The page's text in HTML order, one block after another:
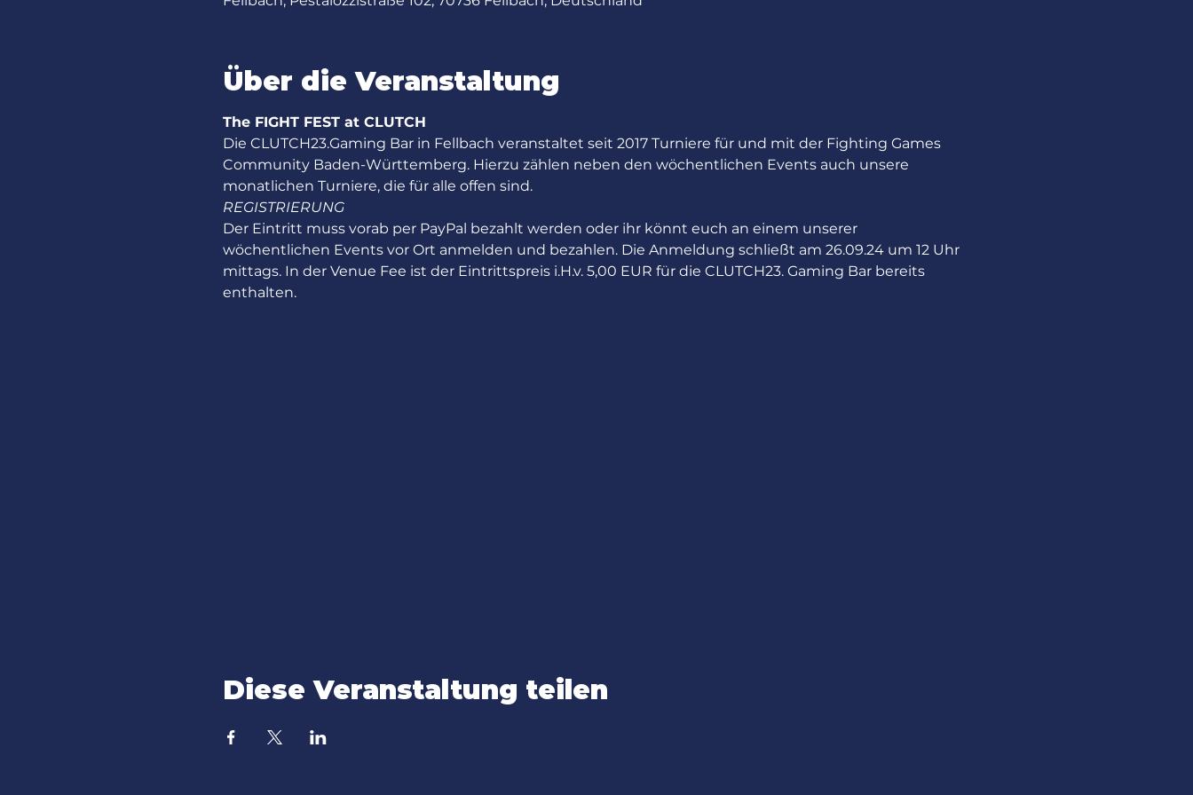
Über die Veranstaltung
The FIGHT FEST at CLUTCH
Die CLUTCH23.Gaming Bar in Fellbach veranstaltet seit 2017 Turniere für und mit der Fighting Games
Community Baden-Württemberg. Hierzu zählen neben den wöchentlichen Events auch unsere
monatlichen Turniere, die für alle offen sind.
REGISTRIERUNG
Der Eintritt muss vorab per PayPal bezahlt werden oder ihr könnt euch an einem unserer
wöchentlichen Events vor Ort anmelden und bezahlen. Die Anmeldung schließt am 26.09.24 um 12 Uhr
mittags. In der Venue Fee ist der Eintrittspreis i.H.v. 5,00 EUR für die CLUTCH23. Gaming Bar bereits
enthalten.
Diese Veranstaltung teilen